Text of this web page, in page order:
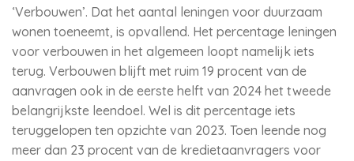
‘Verbouwen’. Dat het aantal leningen voor duurzaam
wonen toeneemt, is opvallend. Het percentage leningen
voor verbouwen in het algemeen loopt namelijk iets
terug. Verbouwen blijft met ruim 19 procent van de
aanvragen ook in de eerste helft van 2024 het tweede
belangrijkste leendoel. Wel is dit percentage iets
teruggelopen ten opzichte van 2023. Toen leende nog
meer dan 23 procent van de kredietaanvragers voor